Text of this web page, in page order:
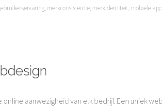
, merkconsistentie, merkidentiteit, mobiele
aanwezigheid van elk bedrijf. Een uniek